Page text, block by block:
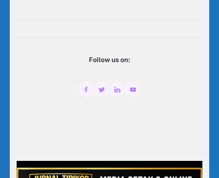
Follow us on: